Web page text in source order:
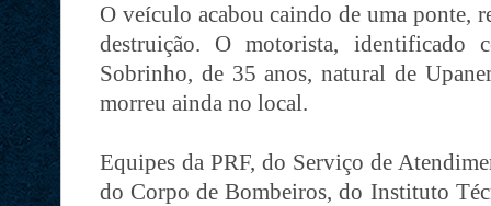
O veículo acabou caindo de uma ponte,
destruição. O motorista, identificado
Sobrinho, de 35 anos, natural de
morreu ainda no local.
Equipes da PRF, do Serviço de
do Corpo de Bombeiros, do Instituto